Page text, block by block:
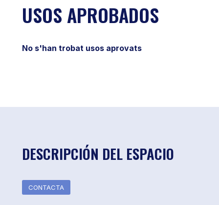
USOS APROBADOS
No s'han trobat usos aprovats
DESCRIPCIÓN DEL ESPACIO
CONTACTA